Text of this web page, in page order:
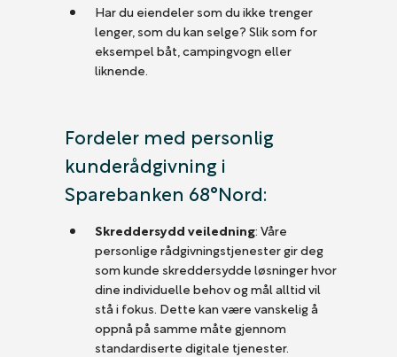
Har du eiendeler som du ikke trenger
lenger, som du kan selge? Slik som for
eksempel båt, campingvogn eller
liknende.
Fordeler med personlig
kunderådgivning i
Sparebanken 68°Nord:
Skreddersydd veiledning: Våre
personlige rådgivningstjenester gir deg
som kunde skreddersydde løsninger hvor
dine individuelle behov og mål alltid vil
stå i fokus. Dette kan være vanskelig å
oppnå på samme måte gjennom
standardiserte digitale tjenester.